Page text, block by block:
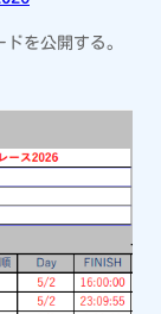
を公開する。